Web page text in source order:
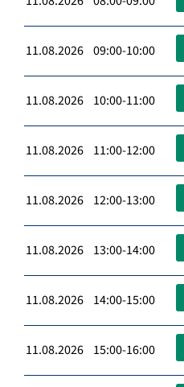
11.08.2026 09:00-10:00
11.08.2026 10:00-11:00
11.08.2026 11:00-12:00
11.08.2026 12:00-13:00
11.08.2026 13:00-14:00
11.08.2026 14:00-15:00
11.08.2026 15:00-16:00